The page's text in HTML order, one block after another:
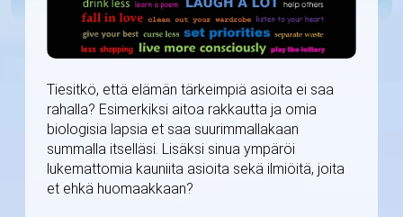
Tiesitkö, että elämän tärkeimpiä asioita ei saa
rahalla? Esimerkiksi aitoa rakkautta ja omia
biologisia lapsia et saa suurimmallakaan
summalla itselläsi. Lisäksi sinua ympäröi
lukemattomia kauniita asioita sekä ilmiöitä, joita
et ehkä huomaakkaan?